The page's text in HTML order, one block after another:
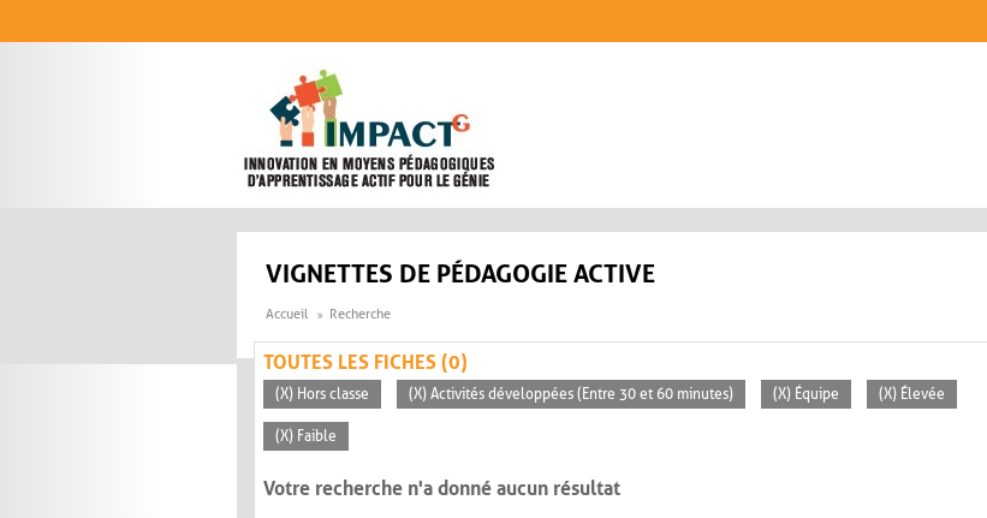
VIGNETTES DE PÉDAGOGIE ACTIVE
Accueil Recherche
TOUTES LES FICHES (0)
(X) Hors classe (X) Activités développées (Entre 30 et 60 minutes) (X) Équipe (X) Élevée
(X) Faible
Votre recherche n'a donné aucun résultat